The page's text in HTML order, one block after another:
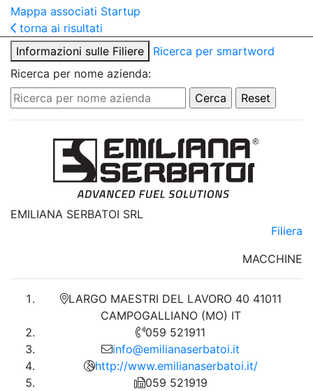
Mappa associati Startup
torna ai risultati
Informazioni sulle Filiere
Ricerca per smartword
Ricerca per nome azienda:
EMILIANA SERBATOI SRL
Filiera
MACCHINE
LARGO MAESTRI DEL LAVORO 40 41011
CAMPOGALLIANO (MO) IT
059 521911
info@emilianaserbatoi.it
http://www.emilianaserbatoi.it/
059 521919